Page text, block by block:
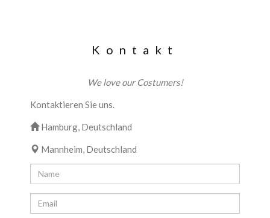
Kontakt
We love our Costumers!
Kontaktieren Sie uns.
Hamburg, Deutschland
Mannheim, Deutschland